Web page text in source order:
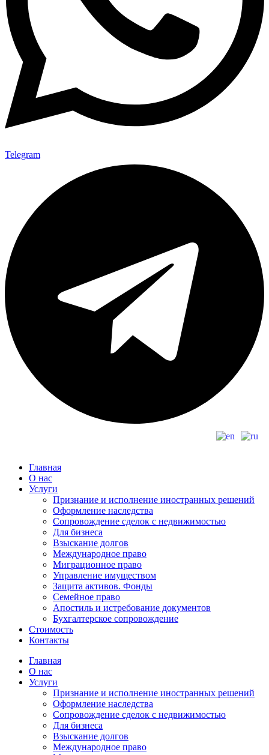
Telegram
Главная
О нас
Услуги
Признание и исполнение иностранных решений
Оформление наследства
Сопровождение сделок с недвижимостью
Для бизнеса
Взыскание долгов
Международное право
Миграционное право
Управление имуществом
Защита активов. Фонды
Семейное право
Апостиль и истребование документов
Бухгалтерское сопровождение
Стоимость
Контакты
Главная
О нас
Услуги
Признание и исполнение иностранных решений
Оформление наследства
Сопровождение сделок с недвижимостью
Для бизнеса
Взыскание долгов
Международное право